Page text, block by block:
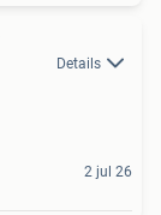
Details
2 jul 26